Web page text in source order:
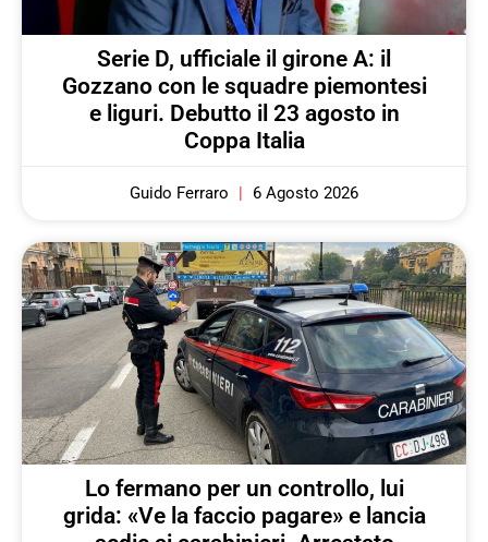
Serie D, ufficiale il girone A: il
Gozzano con le squadre piemontesi
e liguri. Debutto il 23 agosto in
Coppa Italia
Guido Ferraro 6 Agosto 2026
Lo fermano per un controllo, lui
grida: «Ve la faccio pagare» e lancia